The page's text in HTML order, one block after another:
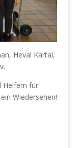
Heval Kartal,
Helfern für
Wiedersehen!